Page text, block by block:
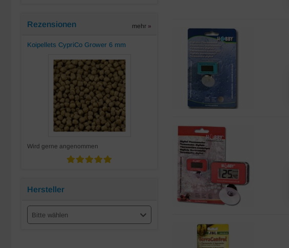
Rezensionen mehr »
Koipellets CypriCo Grower 6 mm
Wird gerne angenommen
Hersteller
Bitte wählen